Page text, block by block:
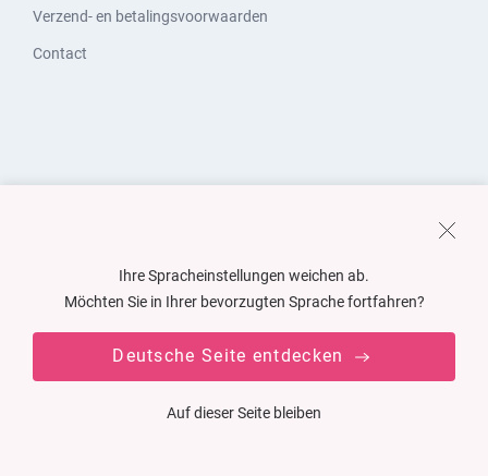
Verzend- en betalingsvoorwaarden
Contact
Ihre Spracheinstellungen weichen ab.
Möchten Sie in Ihrer bevorzugten Sprache fortfahren?
Deutsche Seite entdecken
Auf dieser Seite bleiben